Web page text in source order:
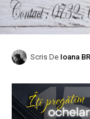
Scris De Ioana